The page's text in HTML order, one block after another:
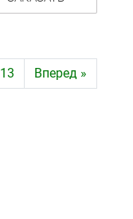
13 Вперед »